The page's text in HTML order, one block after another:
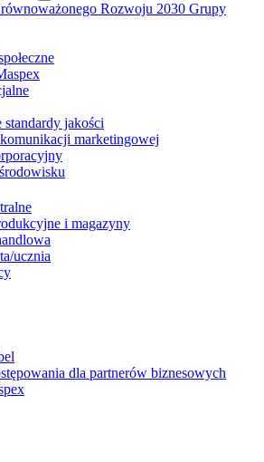
Rozwoju 2030 Grupy
jakości
marketingowej
i magazyny
ucznia
dla partnerów biznesowych